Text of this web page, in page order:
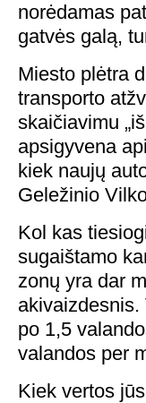
norėdamas
gatvės galą,
Miesto plėtra
transporto
skaičiavimu
apsigyvena
kiek naujų
Geležinio
Kol kas
sugaištamo
zonų yra dar
po 1,5
valandos per
Kiek vertos